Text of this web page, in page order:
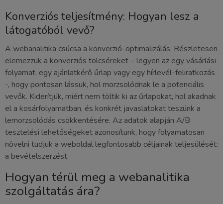
Konverziós teljesítmény: Hogyan lesz a
látogatóból vevő?
A webanalitika csúcsa a konverzió-optimalizálás. Részletesen
elemezzük a konverziós tölcséreket – legyen az egy vásárlási
folyamat, egy ajánlatkérő űrlap vagy egy hírlevél-feliratkozás
-, hogy pontosan lássuk, hol morzsolódnak le a potenciális
vevők. Kiderítjük, miért nem töltik ki az űrlapokat, hol akadnak
el a kosárfolyamatban, és konkrét javaslatokat teszünk a
lemorzsolódás csökkentésére. Az adatok alapján A/B
tesztelési lehetőségeket azonosítunk, hogy folyamatosan
növelni tudjuk a weboldal legfontosabb céljainak teljesülését:
a bevételszerzést.
Hogyan térül meg a webanalitika
szolgáltatás ára?